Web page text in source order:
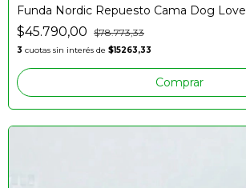
Funda Nordic Repuesto Cama Dog Love
$45.790,00 $78.773,33
3 cuotas sin interés de $15263,33
Comprar